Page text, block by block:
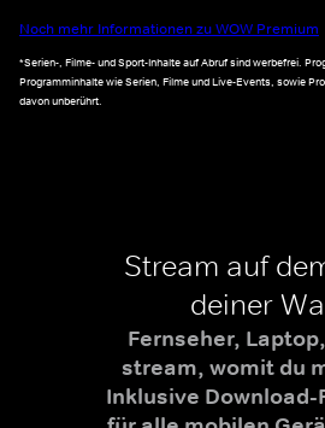
Noch mehr Informationen zu WOW Premium
*Serien-, Filme- und Sport-Inhalte auf Abruf sind werbefrei.
Programminhalte wie Serien, Filme und Live-Events, sowie
davon unberührt.
Stream auf
deiner
Fernseher,
stream, womit du
Inklusive Download-